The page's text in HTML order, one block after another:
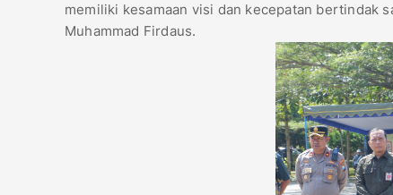
memiliki kesamaan visi dan kecepatan bertindak
Muhammad Firdaus.